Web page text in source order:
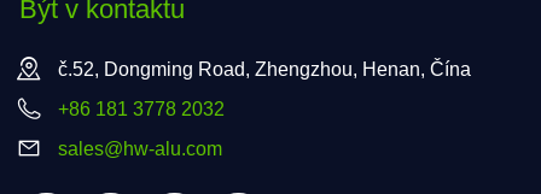
Být v kontaktu
č.52, Dongming Road, Zhengzhou, Henan, Čína
+86 181 3778 2032
sales@hw-alu.com